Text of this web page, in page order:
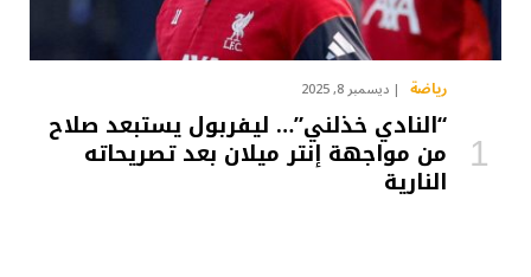
رياضة ديسمبر 8, 2025
“النادي خذلني”… ليفربول يستبعد صلاح
من مواجهة إنتر ميلان بعد تصريحاته
النارية